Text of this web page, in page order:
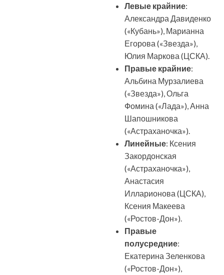
Левые крайние:
Александра Давиденко
(«Кубань»), Марианна
Егорова («Звезда»),
Юлия Маркова (ЦСКА).
Правые крайние:
Альбина Мурзалиева
(«Звезда»), Ольга
Фомина («Лада»), Анна
Шапошникова
(«Астраханочка»).
Линейные: Ксения
Закордонская
(«Астраханочка»),
Анастасия
Илларионова (ЦСКА),
Ксения Макеева
(«Ростов-Дон»).
Правые
полусредние:
Екатерина Зеленкова
(«Ростов-Дон»),